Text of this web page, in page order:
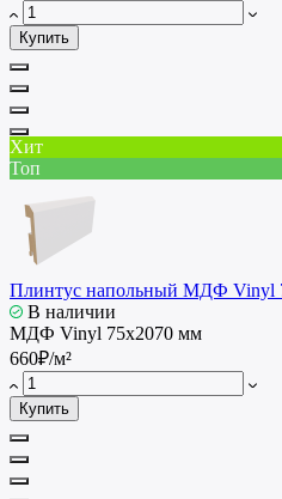
Купить
Хит
Топ
Плинтус напольный МДФ Vinyl
В наличии
МДФ Vinyl 75x2070 мм
660₽/м²
Купить